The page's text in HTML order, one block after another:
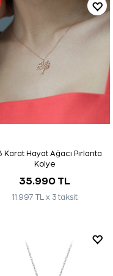
Karat Hayat Ağacı Pırlanta
Kolye
35.990 TL
11.997 TL x 3 taksit